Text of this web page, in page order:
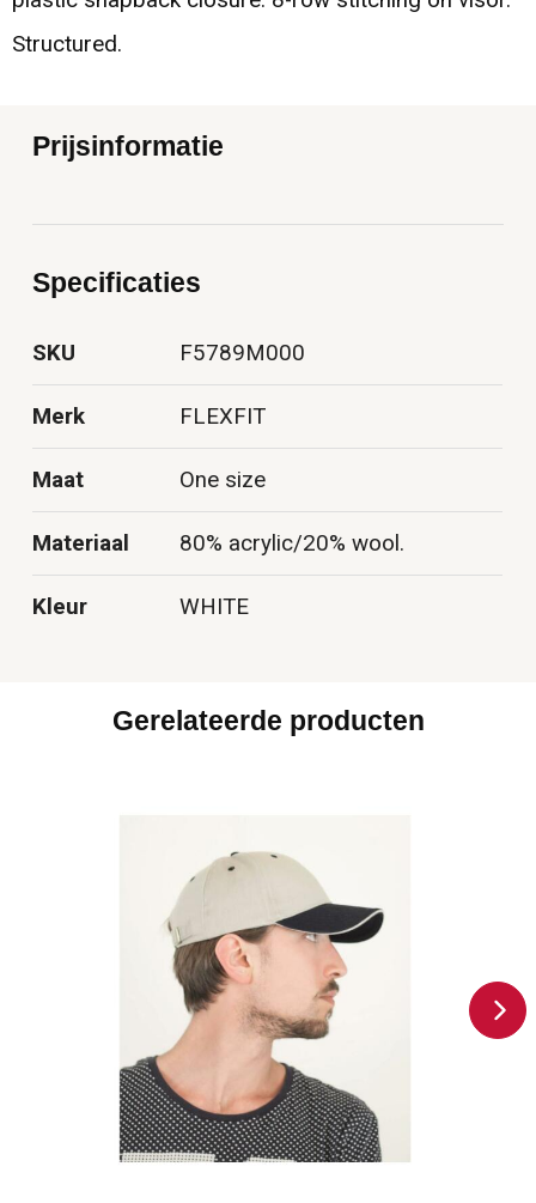
Structured.
Prijsinformatie
Specificaties
SKU F5789M000
Merk FLEXFIT
Maat One size
Materiaal 80% acrylic/20% wool.
Kleur WHITE
Gerelateerde producten